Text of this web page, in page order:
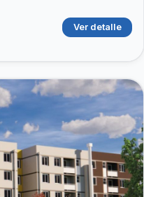
Ver detalle